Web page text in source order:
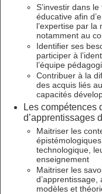
S’investir dans
éducative afin
l’expertise par la
notamment au
Identifier ses
participer à
l’équipe
Contribuer à la
des acquis liés
capacités
Les compétences
d’apprentissages
Maitriser les
technologique,
enseignement
Maitriser les
modèles et